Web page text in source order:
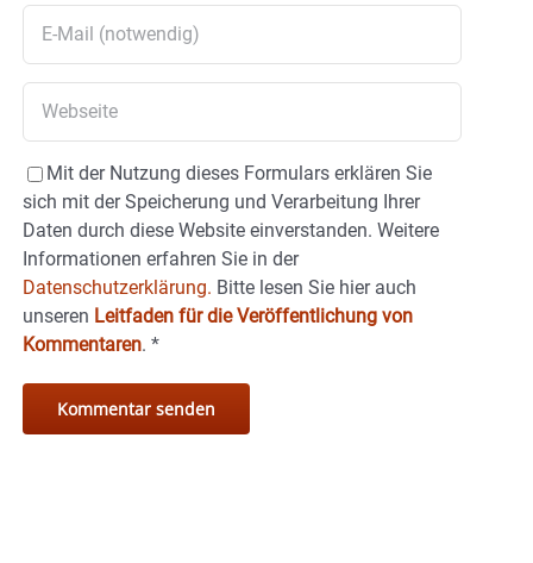
Mit der Nutzung dieses Formulars erklären Sie
sich mit der Speicherung und Verarbeitung Ihrer
Daten durch diese Website einverstanden. Weitere
Informationen erfahren Sie in der
Datenschutzerklärung. Bitte lesen Sie hier auch
unseren Leitfaden für die Veröffentlichung von
Kommentaren. *